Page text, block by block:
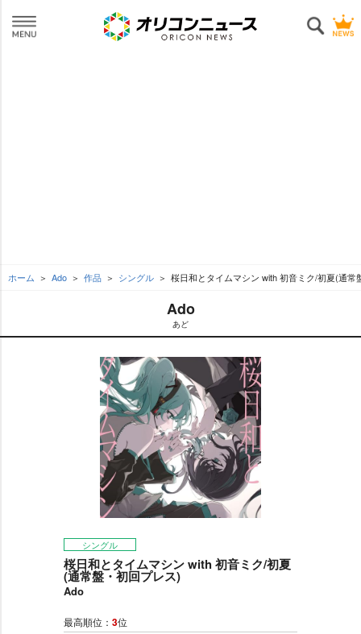
ホーム Ado 作品 シングル 桜日和とタイムマシン with 初音ミク/初夏(通常
Ado
あど
シングル
桜日和とタイムマシン with 初音ミク/初夏
(通常盤・初回プレス)
Ado
最高順位： 3位